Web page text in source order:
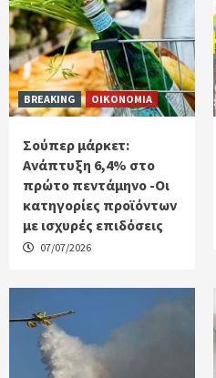
BREAKING ΟΙΚΟΝΟΜΙΑ
Σούπερ μάρκετ:
Ανάπτυξη 6,4% στο
πρώτο πεντάμηνο -Οι
κατηγορίες προϊόντων
με ισχυρές επιδόσεις
07/07/2026